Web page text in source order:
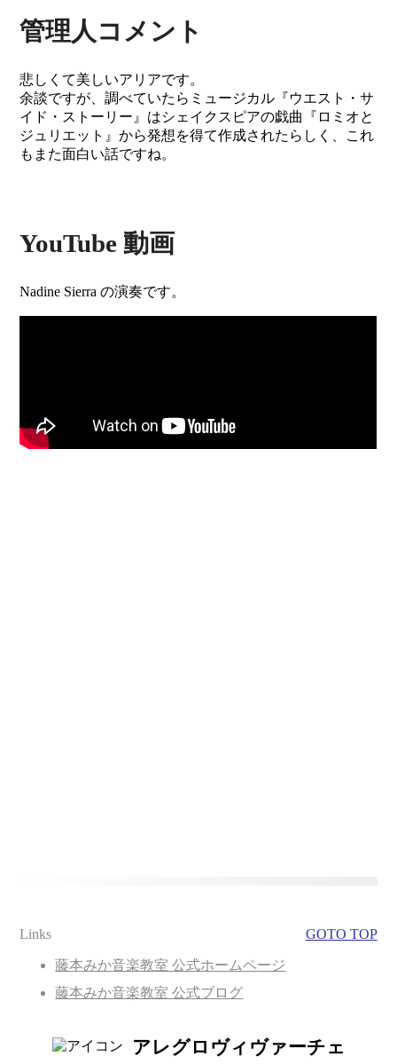
管理人コメント
悲しくて美しいアリアです。
余談ですが、調べていたらミュージカル『ウエスト・サ
イド・ストーリー』はシェイクスピアの戯曲『ロミオと
ジュリエット』から発想を得て作成されたらしく、これ
もまた面白い話ですね。
YouTube 動画
Nadine Sierra の演奏です。
GOTO TOP
Links
藤本みか音楽教室 公式ホームページ
藤本みか音楽教室 公式ブログ
アレグロヴィヴァーチェ